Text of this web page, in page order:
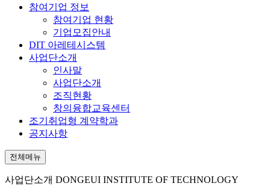
참여기업 정보
참여기업 현황
기업모집안내
DIT 아레테시스템
사업단소개
인사말
사업단소개
조직현황
창의융합교육센터
조기취업형 계약학과
공지사항
전체메뉴
사업단소개 DONGEUI INSTITUTE OF TECHNOLOGY